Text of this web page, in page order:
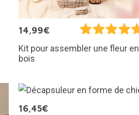
14,99€
Kit pour assembler une fleur en
bois
16,45€